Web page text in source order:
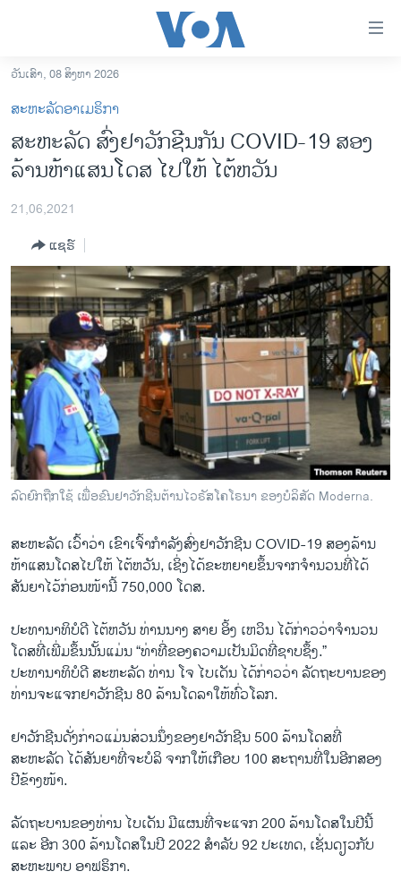
ເຂົ້າ
ຫາ
ຂ້າມ
ຂ້າມ
ຫາ
ອາເມຣິກາ
ຂ່າວ​ຈີນ
ໂລກ
ເອເຊຍ
ອິດສະຫຼະພາບດ້ານການຂ່າວ
ຊີວິດຊາວລາວ
ຊຸມຊົນຊາວລາວ
ວິທະຍາສາດ-ເທັກໂນໂລຈີ
ທຸລະກິດ
ພາສາອັງກິດ
ສຽງ
ລາຍການກະຈາຍສຽງ
ຕິດຕາມພວກເຮົາ ທີ່
ພາສາຕ່າງໆ
ວັນເສົາ, 08 ສິງຫາ 2026
ສະຫະລັດອາເມຣິກາ
ສະຫະລັດ ສົ່ງຢາວັກຊີນກັນ COVID-19 ສອງ
ລ້ານຫ້າແສນໂດສ ໄປໃຫ້ ໄຕ້ຫວັນ
21,06,2021
ແຊຣ໌
ລົດຍົກຖືກໃຊ້ ເພື່ອຂົນຢາວັກຊີນຕ້ານໄວຣັສໂຄໂຣນາ ຂອງບໍລິສັດ Moderna.
ສະຫະລັດ ເວົ້າວ່າ ເຂົາເຈົ້າກຳລັງສົ່ງຢາວັກຊີນ COVID-19 ສອງລ້ານ
ຫ້າແສນໂດສໄປໃຫ້ ໄຕ້ຫວັນ, ເຊິ່ງໄດ້ຂະຫຍາຍຂຶ້ນຈາກຈຳນວນທີ່ໄດ້
ສັນຍາໄວ້ກ່ອນໜ້ານີ້ 750,000 ໂດສ.
ປະທານາທິບໍດີ ໄຕ້ຫວັນ ທ່ານນາງ ສາຍ ອິ້ງ ເຫວິນ ໄດ້ກ່າວວ່າຈຳນວນ
ໂດສທີ່ເພີ່ມຂຶ້ນນັ້ນແມ່ນ “ທ່າທີ່ຂອງຄວາມເປັນມິດທີ່ຊາບຊຶ້ງ.”
ປະທານາທິບໍດີ ສະຫະລັດ ທ່ານ ໂຈ ໄບເດັນ ໄດ້ກ່າວວ່າ ລັດຖະບານຂອງ
ທ່ານຈະແຈກຢາວັກຊີນ 80 ລ້ານໂດລາໃຫ້ທົ່ວໂລກ.
ຢາວັກຊີນດັ່ງກ່າວແມ່ນສ່ວນນຶ່ງຂອງຢາວັກຊີນ 500 ລ້ານໂດສທີ່
ສະຫະລັດ ໄດ້ສັນຍາທີ່ຈະບໍລິ ຈາກໃຫ້ເກືອບ 100 ສະຖານທີ່ໃນອີກສອງ
ປີຂ້າງໜ້າ.
ລັດຖະບານຂອງທ່ານ ໄບເດັນ ມີແຜນທີ່ຈະແຈກ 200 ລ້ານໂດສໃນປີນີ້
ແລະ ອີກ 300 ລ້ານໂດສໃນປີ 2022 ສຳລັບ 92 ປະເທດ, ເຊັ່ນດຽວກັບ
ສະຫະພາບ ອາຟຣິກາ.